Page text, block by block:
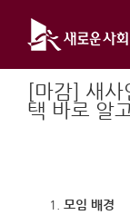
content
[마감] 새
택 바로 알
모임 배경